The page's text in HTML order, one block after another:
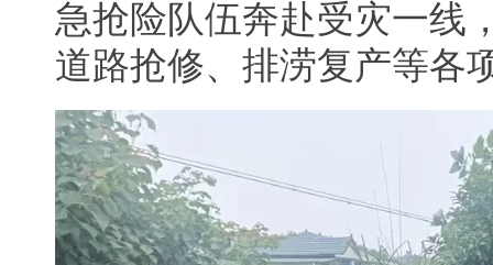
急抢险队伍奔赴受灾一线
道路抢修、排涝复产等各